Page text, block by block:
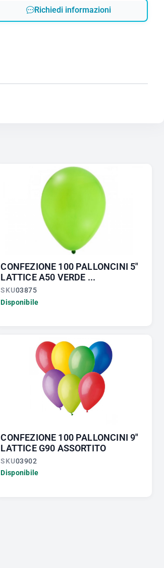
Richiedi informazioni
CONFEZIONE 100 PALLONCINI 5"
LATTICE A50 VERDE ...
SKU03875
Disponibile
CONFEZIONE 100 PALLONCINI 9"
LATTICE G90 ASSORTITO
SKU03902
Disponibile